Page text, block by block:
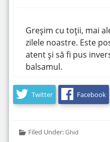
Greșim cu toții, mai
zilele noastre. Este
atent și să fi pus
balsamul.
Twitter Facebook
Filed Under:Ghid